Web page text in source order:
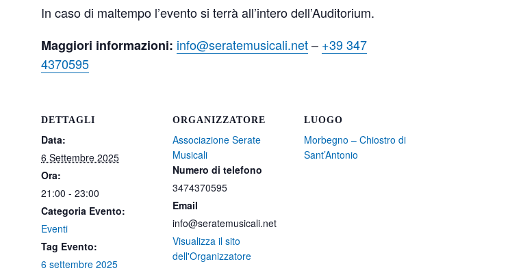
In caso di maltempo l’evento si terrà all’intero dell’Auditorium.
Maggiori informazioni: info@seratemusicali.net– +39 347
4370595
DETTAGLI
Data:
6 Settembre 2025
Ora:
21:00 - 23:00
Categoria Evento:
Eventi
Tag Evento:
6 settembre 2025
ORGANIZZATORE
Associazione Serate
Musicali
Numero di telefono
3474370595
Email
info@seratemusicali.net
Visualizza il sito
dell'Organizzatore
LUOGO
Morbegno – Chiostro di
Sant’Antonio